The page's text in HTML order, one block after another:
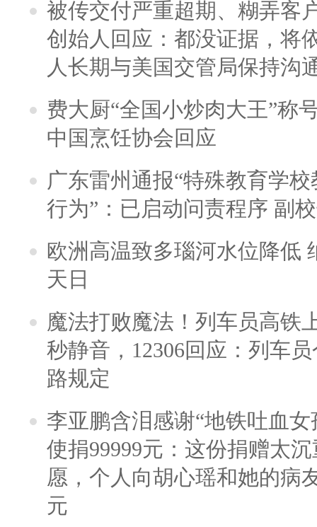
被传交付严重超期、糊弄客
创始人回应：都没证据，将
人长期与美国交管局保持沟
费大厨“全国小炒肉大王”称
中国烹饪协会回应
广东雷州通报“特殊教育学
行为”：已启动问责程序 副
欧洲高温致多瑙河水位降低
天日
魔法打败魔法！列车员高铁
秒静音，12306回应：列车
路规定
李亚鹏含泪感谢“地铁吐血
使捐99999元：这份捐赠太
愿，个人向胡心瑶和她的病
元